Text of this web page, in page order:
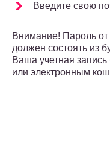
Введите свою
Внимание! Пароль
должен состоять из
Ваша учетная запись
или электронным